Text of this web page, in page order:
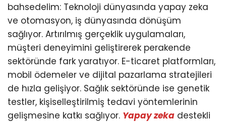
bahsedelim: Teknoloji dünyasında yapay zeka
ve otomasyon, iş dünyasında dönüşüm
sağlıyor. Artırılmış gerçeklik uygulamaları,
müşteri deneyimini geliştirerek perakende
sektöründe fark yaratıyor. E-ticaret platformları,
mobil ödemeler ve dijital pazarlama stratejileri
de hızla gelişiyor. Sağlık sektöründe ise genetik
testler, kişiselleştirilmiş tedavi yöntemlerinin
gelişmesine katkı sağlıyor. Yapay zeka destekli